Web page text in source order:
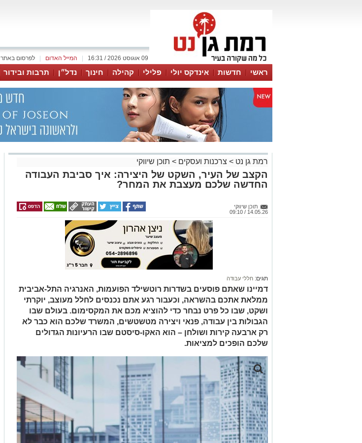
לפרסום באתר המייל האדום 09 אוגוסט 2026 / 16:31
ראשי חדשות אינדקס יולי פלילי קהילה חינוך נדל״ן תרבות ובידור
ווטסאפ
רמת גן נט > צרכנות ועסקים > תוכן שיווקי
הקצב של העיר, השקט של היצירה: איך סביבת העבודה
החדשה שלכם מעצבת את המחר?
תוכן שיווקי
14.05.26 / 09:10
תגים: חללי עבודה
דמיינו שאתם פוסעים בשדרות רוטשילד הפועמות, האנרגיה התל-אביבית
ממלאת אתכם בהשראה, וכעבור רגע אתם נכנסים לחלל מעוצב, יוקרתי
ושקט, שבו כל פרט נבחר כדי להוציא מכם את המקסימום. בעולם שבו
הגבולות בין עבודה, פנאי ויצירה מטשטשים, המשרד שלכם הוא כבר לא
רק ארבעה קירות ושולחן – הוא האקו-סיסטם שבו הרעיונות הגדולים
שלכם הופכים למציאות.